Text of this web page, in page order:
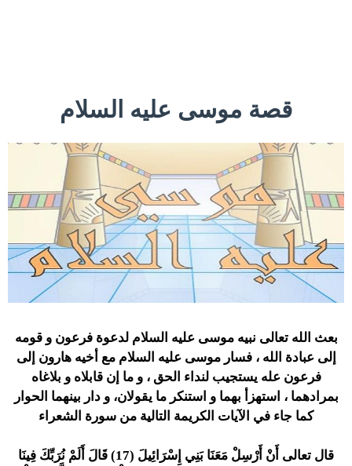
قصة موسى عليه السلام
بعث الله تعالى نبيه موسى عليه السلام لدعوة فرعون و قومه
إلى عبادة الله ، فسار موسى عليه السلام مع أخيه هارون إلى
فرعون عله يستجيب لنداء الحق ، و ما إن قابلاه و بلاغاه
بمرادهما ، استهزأ بهما و استنكر ما يقولان، و دار بينهما الحوار
كما جاء في الآيات الكريمة التالية من سورة الشعراء
قال تعالى
أَنْ أَرْسِلْ مَعَنَا بَنِي إِسْرَائِيلَ (17) قَالَ أَلَمْ نُرَبِّكَ فِينَا